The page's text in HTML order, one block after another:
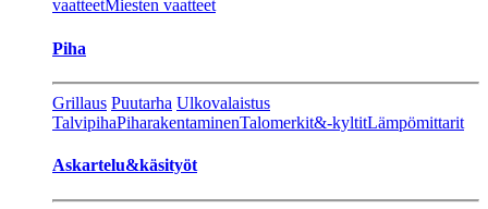
vaatteetMiesten vaatteet
Piha
Grillaus Puutarha Ulkovalaistus
TalvipihaPiharakentaminenTalomerkit&-kyltitLämpömittarit
Askartelu&käsityöt